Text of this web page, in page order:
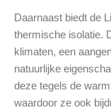
Daarnaast biedt de
thermische isolatie.
klimaten, een
natuurlijke
deze tegels de
waardoor ze ook